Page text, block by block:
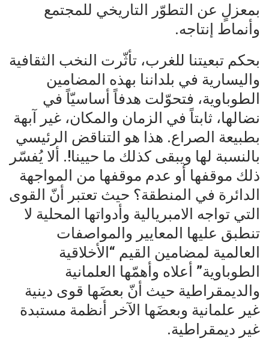
بمعزلٍ عن التطوّر التاريخي للمجتمع
وأنماط إنتاجه.
بحكم تبعيتنا للغرب، تأثّرت النخب الثقافية
واليسارية في بلداننا بهذه المضامين
الطوباوية، فتحوّلت هدفاً أساسيّاً في
نضالها، ثابتاً في الزمان والمكان، غير آبهة
بطبيعة الصراع. هذا هو التناقض الرئيسي
بالنسبة لها ويبقى كذلك ما حيينا!. ألا يُفسّر
ذلك موقفها أو عدم موقفها من المواجهة
الدائرة في المنطقة؟ حيث تعتبر أنّ القوى
التي تواجه الامبريالية وأدواتها المحلية لا
تنطبق عليها المعايير والمواصفات
العالمية لمضامين القيم “الأخلاقية
الطوباوية” أعلاه وأهمّها العلمانية
والديمقراطية حيث أنّ بعضَها قوى دينية
غير علمانية وبعضَها الآخر أنظمة مستبدة
غير ديمقراطية.